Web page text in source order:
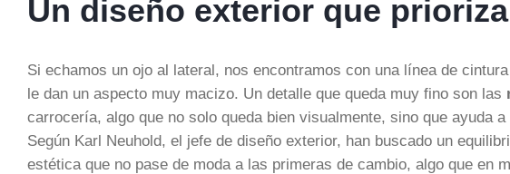
Un diseño exterior que
Si echamos un ojo al lateral, nos encontramos con una línea de
le dan un aspecto muy macizo. Un detalle que queda muy fino son las
carrocería, algo que no solo queda bien visualmente, sino que ayuda
Según Karl Neuhold, el jefe de diseño exterior, han buscado un
estética que no pase de moda a las primeras de cambio, algo que en